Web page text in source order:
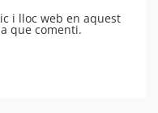
i lloc web en aquest
que comenti.